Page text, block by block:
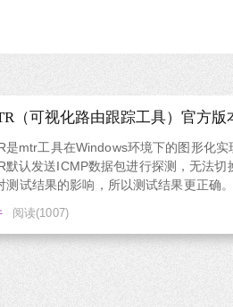
（可视化路由跟踪工具）官方版
是mtr工具在Windows环境下的图形化
默认发送ICMP数据包进行探测，无法
测试结果的影响，所以测试结果更正确
阅读(1007)